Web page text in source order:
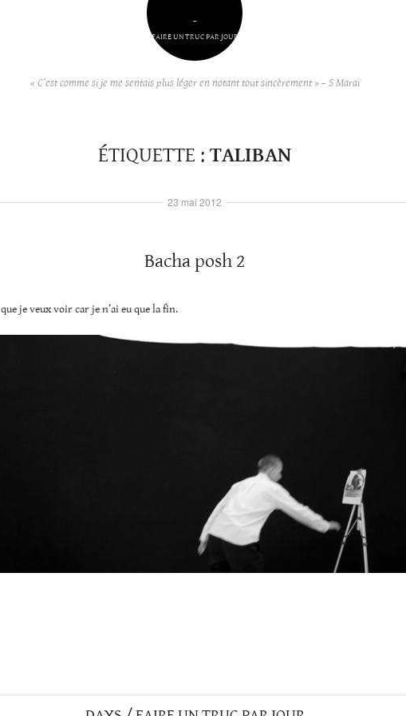
–
FAIRE UN TRUC PAR JOUR
« C’est comme si je me sentais plus léger en notant tout sincèrement » – S Maraï
ÉTIQUETTE : TALIBAN
Bacha posh 2
que je veux voir car je n’ai eu que la fin.
23 mai 2012